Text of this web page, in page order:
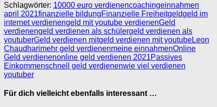
Schlagwörter: 10000 euro verdienencoachingeinnahmen
april 2021finanzielle bildungFinanzielle Freiheitgeldgeld im
internet verdienengeld mit youtube verdienenGeld
verdienengeld verdienen als schülergeld verdienen als
youtuberGeld verdienen mitgeld verdienen mit youtubeLeon
Chaudharimehr geld verdienenmeine einnahmenOnline
Geld verdienenonline geld verdienen 2021Passives
Einkommenschnell geld verdienenwie viel verdienen
youtuber
Für dich vielleicht ebenfalls interessant …